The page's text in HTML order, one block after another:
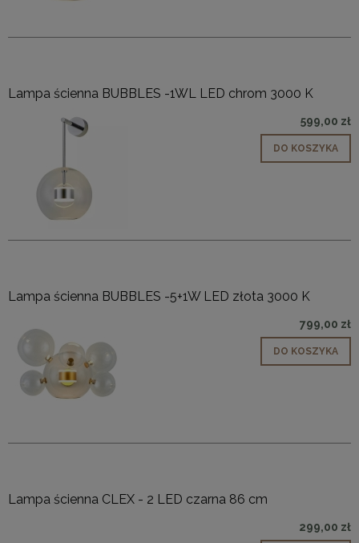
Lampa ścienna BUBBLES -1WL LED chrom 3000 K
599,00 zł
DO KOSZYKA
Lampa ścienna BUBBLES -5+1W LED złota 3000 K
799,00 zł
DO KOSZYKA
Lampa ścienna CLEX - 2 LED czarna 86 cm
299,00 zł